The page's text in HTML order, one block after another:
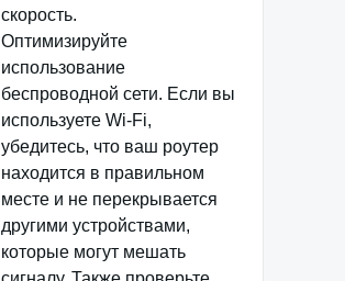
скорость.
Оптимизируйте
использование
беспроводной сети. Если вы
используете Wi-Fi,
убедитесь, что ваш роутер
находится в правильном
месте и не перекрывается
другими устройствами,
которые могут мешать